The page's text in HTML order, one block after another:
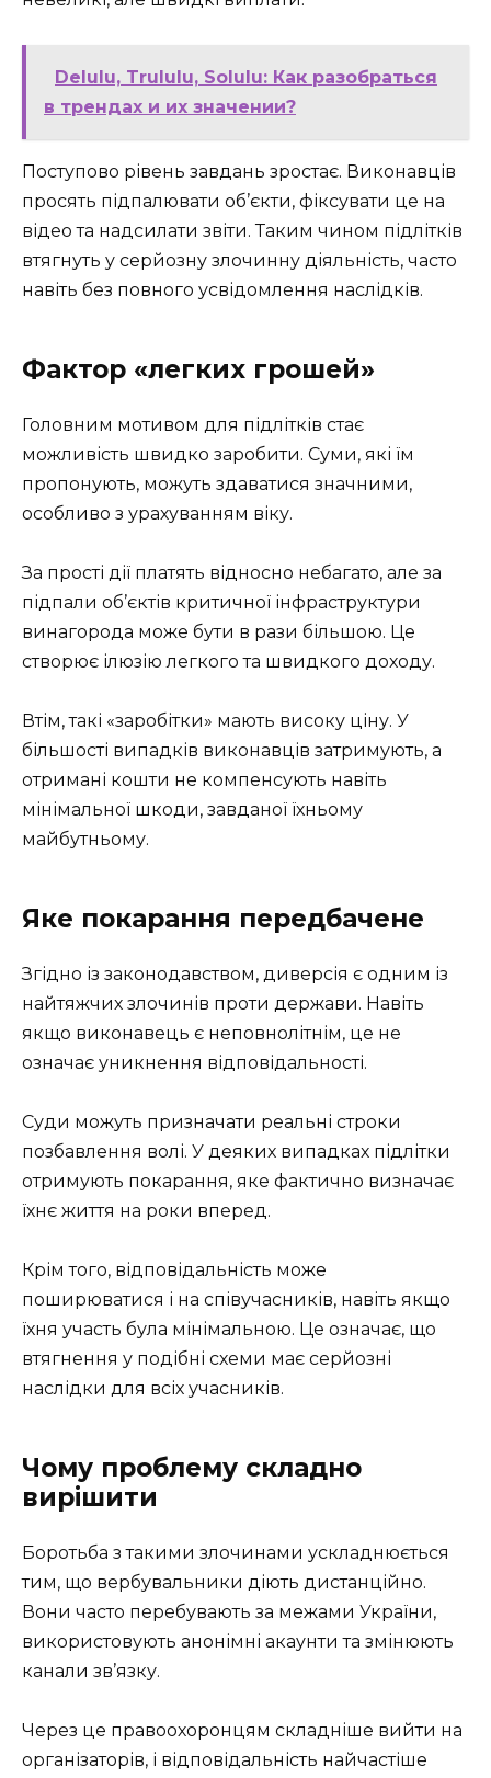
Delulu, Trululu, Solulu: Как разобраться
в трендах и их значении?
Поступово рівень завдань зростає. Виконавців
просять підпалювати об’єкти, фіксувати це на
відео та надсилати звіти. Таким чином підлітків
втягнуть у серйозну злочинну діяльність, часто
навіть без повного усвідомлення наслідків.
Фактор «легких грошей»
Головним мотивом для підлітків стає
можливість швидко заробити. Суми, які їм
пропонують, можуть здаватися значними,
особливо з урахуванням віку.
За прості дії платять відносно небагато, але за
підпали об’єктів критичної інфраструктури
винагорода може бути в рази більшою. Це
створює ілюзію легкого та швидкого доходу.
Втім, такі «заробітки» мають високу ціну. У
більшості випадків виконавців затримують, а
отримані кошти не компенсують навіть
мінімальної шкоди, завданої їхньому
майбутньому.
Яке покарання передбачене
Згідно із законодавством, диверсія є одним із
найтяжчих злочинів проти держави. Навіть
якщо виконавець є неповнолітнім, це не
означає уникнення відповідальності.
Суди можуть призначати реальні строки
позбавлення волі. У деяких випадках підлітки
отримують покарання, яке фактично визначає
їхнє життя на роки вперед.
Крім того, відповідальність може
поширюватися і на співучасників, навіть якщо
їхня участь була мінімальною. Це означає, що
втягнення у подібні схеми має серйозні
наслідки для всіх учасників.
Чому проблему складно
вирішити
Боротьба з такими злочинами ускладнюється
тим, що вербувальники діють дистанційно.
Вони часто перебувають за межами України,
використовують анонімні акаунти та змінюють
канали зв’язку.
Через це правоохоронцям складніше вийти на
організаторів, і відповідальність найчастіше